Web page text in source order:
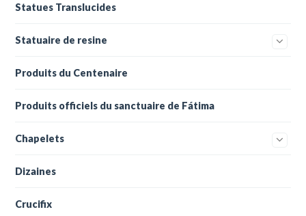
Statues Translucides
Statuaire de resine
Produits du Centenaire
Produits officiels du sanctuaire de Fátima
Chapelets
Dizaines
Crucifix